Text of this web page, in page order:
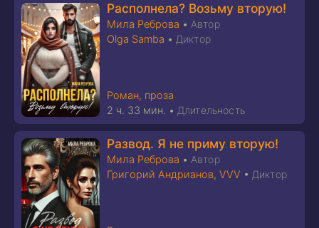
Располнела? Возьму вторую!
Мила Реброва • Автор
Olga Samba • Диктор
Роман, проза
2 ч. 33 мин. • Длительность
Развод. Я не приму вторую!
Мила Реброва • Автор
Григорий Андрианов, VVV • Диктор